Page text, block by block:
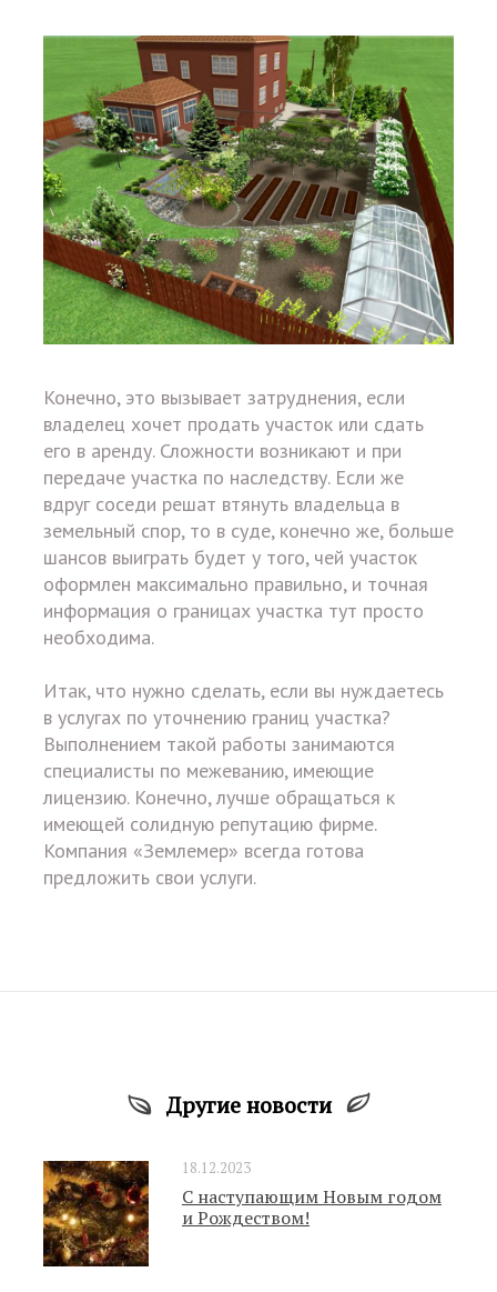
Конечно, это вызывает затруднения, если
владелец хочет продать участок или сдать
его в аренду. Сложности возникают и при
передаче участка по наследству. Если же
вдруг соседи решат втянуть владельца в
земельный спор, то в суде, конечно же, больше
шансов выиграть будет у того, чей участок
оформлен максимально правильно, и точная
информация о границах участка тут просто
необходима.
Итак, что нужно сделать, если вы нуждаетесь
в услугах по уточнению границ участка?
Выполнением такой работы занимаются
специалисты по межеванию, имеющие
лицензию. Конечно, лучше обращаться к
имеющей солидную репутацию фирме.
Компания «Землемер» всегда готова
предложить свои услуги.
Другие новости
18.12.2023
С наступающим Новым годом
и Рождеством!